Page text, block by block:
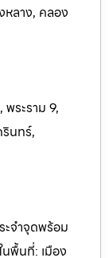
หลาง, คลอง
ระราม 9,
รินทร์,
ะจำจุดพร้อม
นพื้นที่: เมือง